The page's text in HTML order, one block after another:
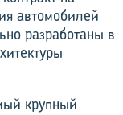
автомобилей
разработаны в
крупный